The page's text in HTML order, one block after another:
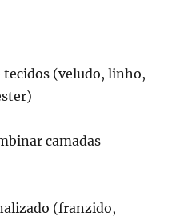
tecidos (veludo, linho,
camadas
(franzido,